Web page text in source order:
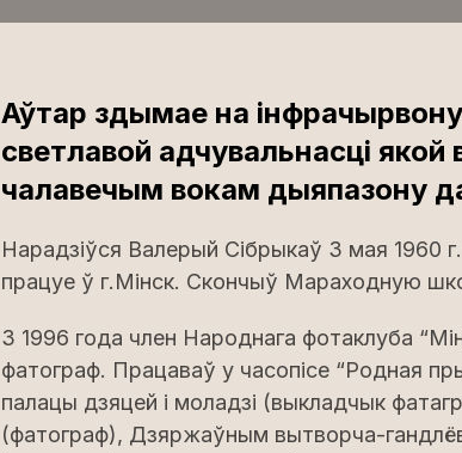
Аўтар здымае на
светлавой адчувальнасці
чалавечым вокам дыяпазону
Нарадзіўся Валерый Сібрыкаў З мая 1960
працуе ў г.Мінск. Скончыў Мараходную
3 1996 года член Народнага фотаклуба
фатограф. Працаваў у часопісе “Родная
палацы дзяцей i моладзі (выкладчык
(фатограф), Дзяржаўным вытворча-